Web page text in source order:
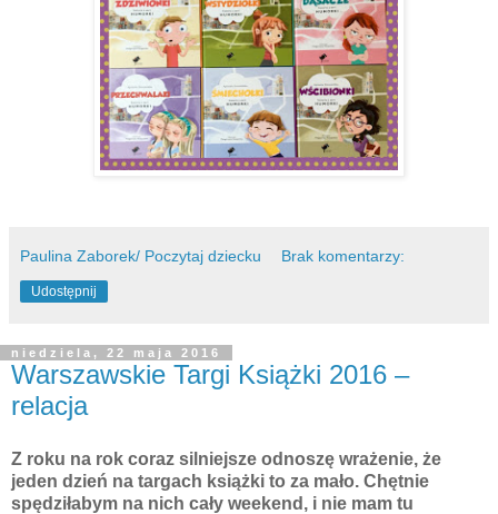
Paulina Zaborek/ Poczytaj dziecku Brak komentarzy:
Udostępnij
niedziela, 22 maja 2016
Warszawskie Targi Książki 2016 –
relacja
Z roku na rok coraz silniejsze odnoszę wrażenie, że
jeden dzień na targach książki to za mało. Chętnie
spędziłabym na nich cały weekend, i nie mam tu